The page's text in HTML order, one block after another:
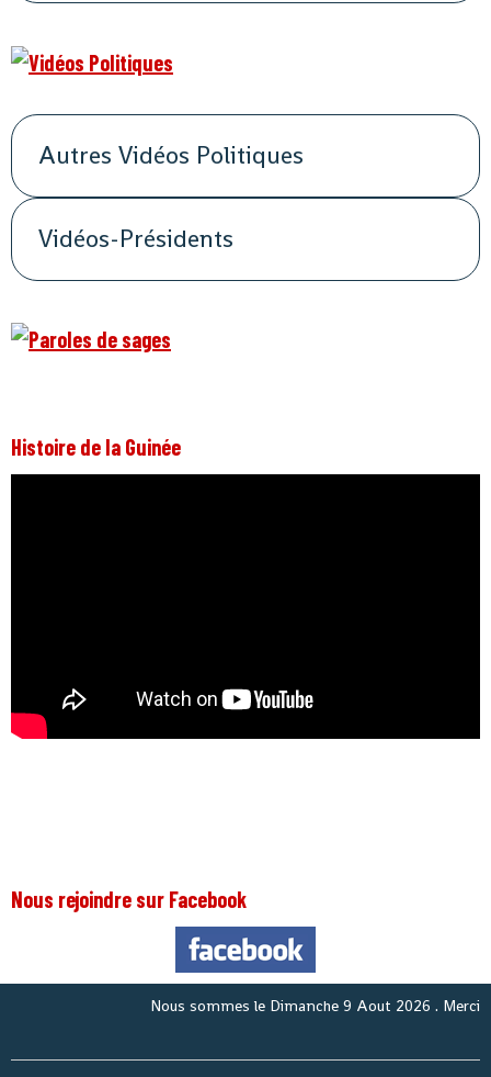
Autres Vidéos Politiques
Vidéos-Présidents
Histoire de la Guinée
Nous rejoindre sur Facebook
Nous sommes leDimanche 9 Aout 2026 . Merci pour